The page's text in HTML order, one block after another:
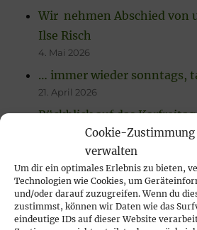
Cookie-Zustimmung
verwalten
Um dir ein optimales Erlebnis zu bieten,
Technologien wie Cookies, um
und/oder darauf zuzugreifen. Wenn du
zustimmst, können wir Daten wie das
eindeutige IDs auf dieser Website
Wir nehmen Abschied von
Ilse Risch
4. Mai 2026
… immer wieder sonntags,
21. April 2026
Rückblick auf das
14. April 2026
Nachlese
wurde gesungen, gelacht &
23. Februar 2026